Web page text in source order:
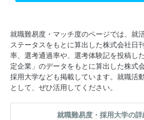
就職難易度・マッチ度のページでは、就
ステータスをもとに算出した株式会社日
率、選考通過率や、選考体験記を投稿し
定企業」のデータをもとに算出した株式
採用大学なども掲載しています。就職活
として、ぜひ活用してください。
就職難易度・採用大学の